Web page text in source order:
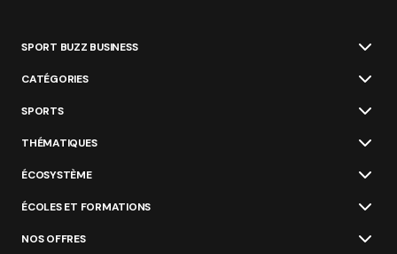
SPORT BUZZ BUSINESS
CATÉGORIES
SPORTS
THÉMATIQUES
ÉCOSYSTÈME
ÉCOLES ET FORMATIONS
NOS OFFRES